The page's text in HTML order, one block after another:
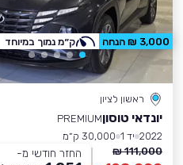
ראשון לציון
יונדאי טוסוןPREMIUM
2022 יד 1
30,000 ק״מ
111,000 ₪
החזר חודשי מ-
3,000 ₪ הנחה ק״מ נמוך במיוחד